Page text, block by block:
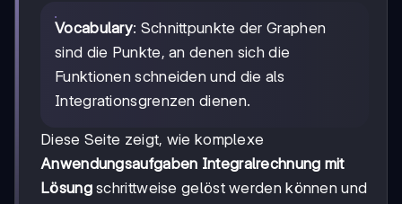
Vocabulary: Schnittpunkte der Graphen
sind die Punkte, an denen sich die
Funktionen schneiden und die als
Integrationsgrenzen dienen.
Diese Seite zeigt, wie komplexe
Anwendungsaufgaben Integralrechnung mit
Lösungschrittweise gelöst werden können und